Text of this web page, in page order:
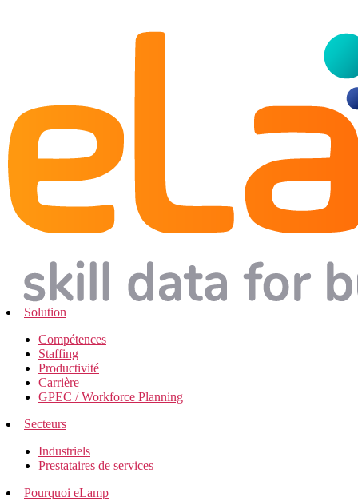
Solution
Compétences
Staffing
Productivité
Carrière
GPEC / Workforce Planning
Secteurs
Industriels
Prestataires de services
Pourquoi eLamp